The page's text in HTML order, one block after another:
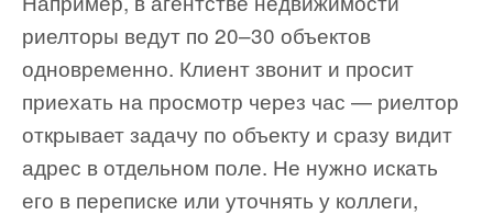
риелторы ведут по 20–30 объектов
одновременно. Клиент звонит и просит
приехать на просмотр через час — риелтор
открывает задачу по объекту и сразу видит
адрес в отдельном поле. Не нужно искать
его в переписке или уточнять у коллеги,